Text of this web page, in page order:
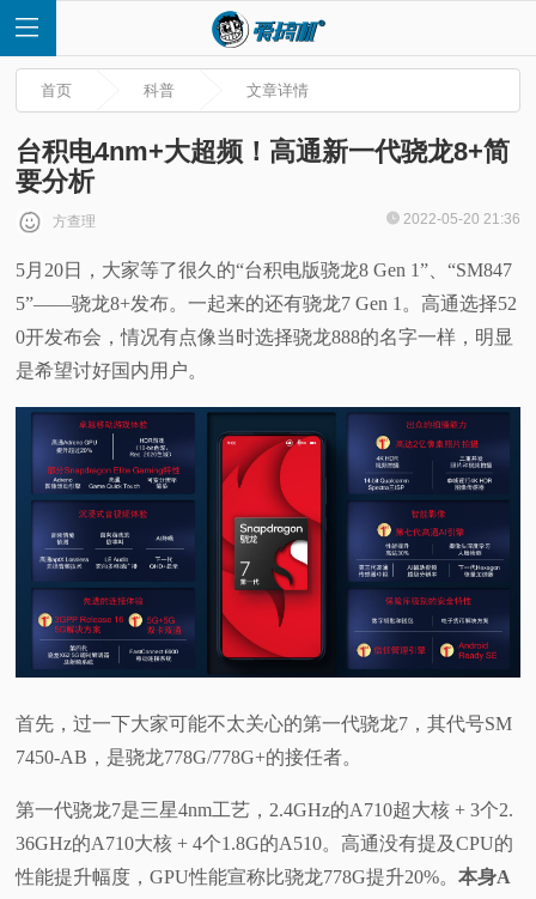
首
页
快
普
体
验
首页 科普 文章详情
台积电4nm+大超频！高通新一代骁龙8+简
要分析
方查理 2022-05-20 21:36
5月20日，大家等了很久的“台积电版骁龙8 Gen 1”、“SM847
5”——骁龙8+发布。一起来的还有骁龙7 Gen 1。高通选择52
0开发布会，情况有点像当时选择骁龙888的名字一样，明显
是希望讨好国内用户。
首先，过一下大家可能不太关心的第一代骁龙7，其代号SM
7450-AB，是骁龙778G/778G+的接任者。
第一代骁龙7是三星4nm工艺，2.4GHz的A710超大核 + 3个2.
36GHz的A710大核 + 4个1.8G的A510。高通没有提及CPU的
性能提升幅度，GPU性能宣称比骁龙778G提升20%。本身A